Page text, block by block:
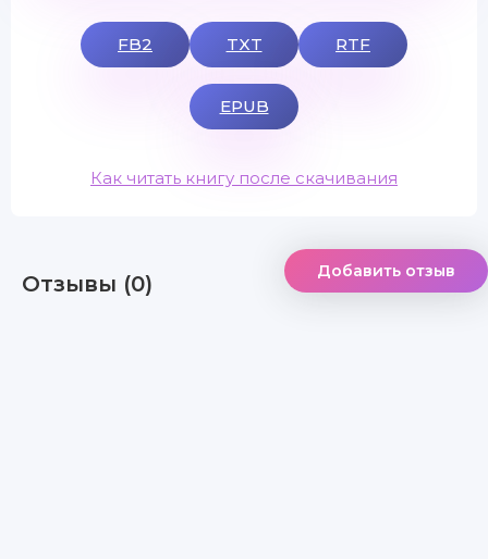
FB2 TXT RTF
EPUB
Как читать книгу после скачивания
Отзывы (0) Добавить отзыв